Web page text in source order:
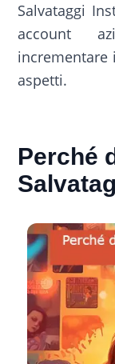
Salvataggi
account
incrementare
aspetti.
Perché